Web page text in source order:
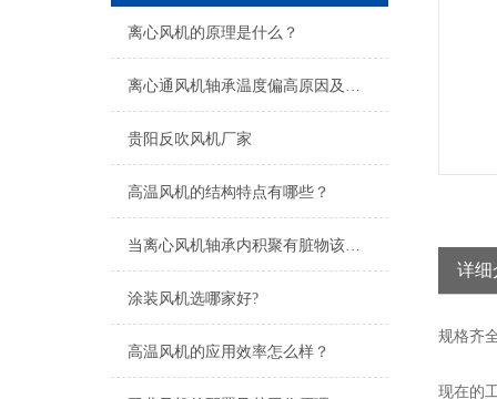
离心风机的原理是什么？
离心通风机轴承温度偏高原因及处理方法
贵阳反吹风机厂家
高温风机的结构特点有哪些？
当离心风机轴承内积聚有脏物该怎么清洗
涂装风机选哪家好?
高温风机的应用效率怎么样？
详细
规格齐
现在的